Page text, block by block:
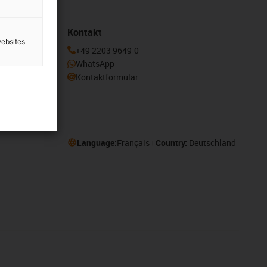
Kontakt
+49 2203 9649-0
WhatsApp
Kontaktformular
Language:Français Country: Deutschland